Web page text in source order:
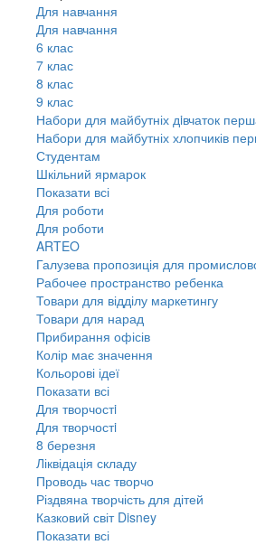
Для навчання
Для навчання
6 клас
7 клас
8 клас
9 клас
Набори для майбутніх дiвчаток
Набори для майбутніх хлопчиків
Студентам
Шкільний ярмарок
Показати всі
Для роботи
Для роботи
ARTEO
Галузева пропозиція для
Рабочее пространство ребенка
Товари для відділу маркетингу
Товари для нарад
Прибирання офісів
Колір має значення
Кольорові ідеї
Показати всі
Для творчостi
Для творчостi
8 березня
Ліквідація складу
Проводь час творчо
Різдвяна творчість для дітей
Казковий світ Disney
Показати всі